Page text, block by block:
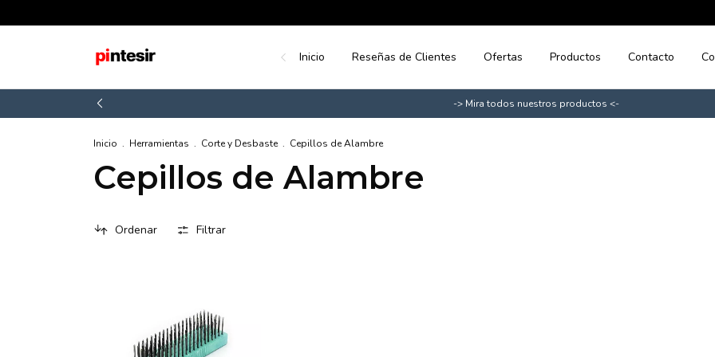
Inicio Reseñas de Clientes Ofertas Productos Contacto
-> Mira todos nuestros productos <-
Inicio . Herramientas . Corte y Desbaste . Cepillos de Alambre
Cepillos de Alambre
Ordenar Filtrar